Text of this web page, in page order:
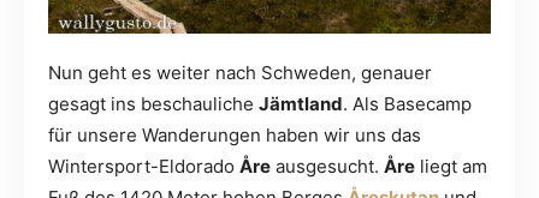
Nun geht es weiter nach Schweden, genauer
gesagt ins beschauliche Jämtland. Als Basecamp
für unsere Wanderungen haben wir uns das
Wintersport-Eldorado Åre ausgesucht. Åre liegt am